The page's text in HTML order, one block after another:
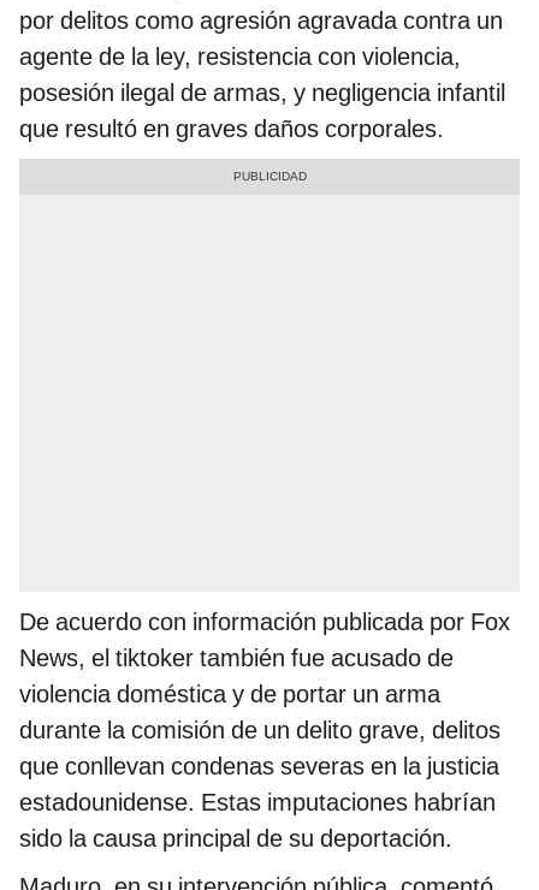
por delitos como agresión agravada contra un
agente de la ley, resistencia con violencia,
posesión ilegal de armas, y negligencia infantil
que resultó en graves daños corporales.
De acuerdo con información publicada por Fox
News, el tiktoker también fue acusado de
violencia doméstica y de portar un arma
durante la comisión de un delito grave, delitos
que conllevan condenas severas en la justicia
estadounidense. Estas imputaciones habrían
sido la causa principal de su deportación.